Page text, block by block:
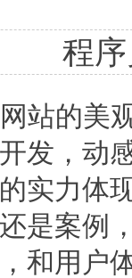
程
的美观
发，动
实力体
是案例
和用户